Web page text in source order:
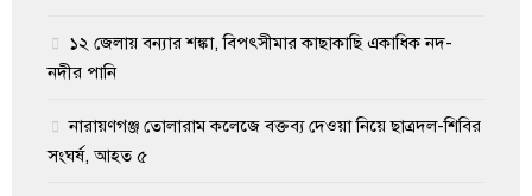
১২ জেলায় বন্যার শঙ্কা, বিপৎসীমার কাছাকাছি একাধিক নদ-
নদীর পানি
নারায়ণগঞ্জ তোলারাম কলেজে বক্তব্য দেওয়া নিয়ে ছাত্রদল-শিবির
সংঘর্ষ, আহত ৫